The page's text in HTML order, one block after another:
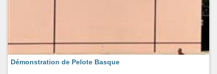
Démonstration de Pelote Basque